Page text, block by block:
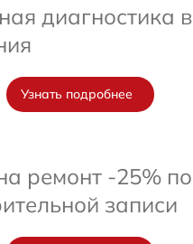
диагностика
Узнать подробнее
ремонт -25% по
записи